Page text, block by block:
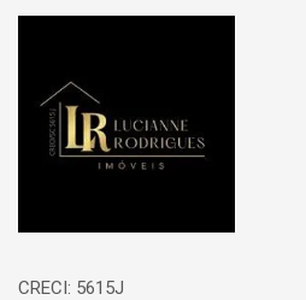
CRECI: 5615J